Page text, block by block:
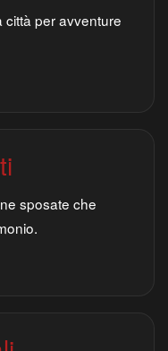
per avventure
sposate che